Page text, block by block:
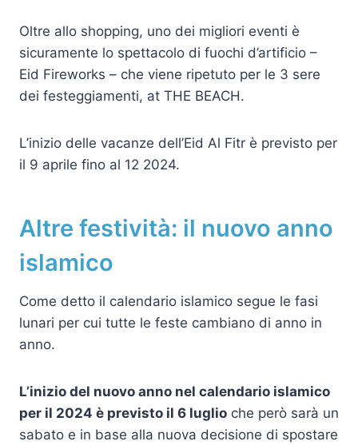
Oltre allo shopping, uno dei migliori eventi è
sicuramente lo spettacolo di fuochi d’artificio –
Eid Fireworks – che viene ripetuto per le 3 sere
dei festeggiamenti, at THE BEACH.
L’inizio delle vacanze dell’Eid Al Fitr è previsto per
il 9 aprile fino al 12 2024.
Altre festività: il nuovo anno
islamico
Come detto il calendario islamico segue le fasi
lunari per cui tutte le feste cambiano di anno in
anno.
L’inizio del nuovo anno nel calendario islamico
per il 2024 è previsto il 6 luglio che però sarà un
sabato e in base alla nuova decisione di spostare